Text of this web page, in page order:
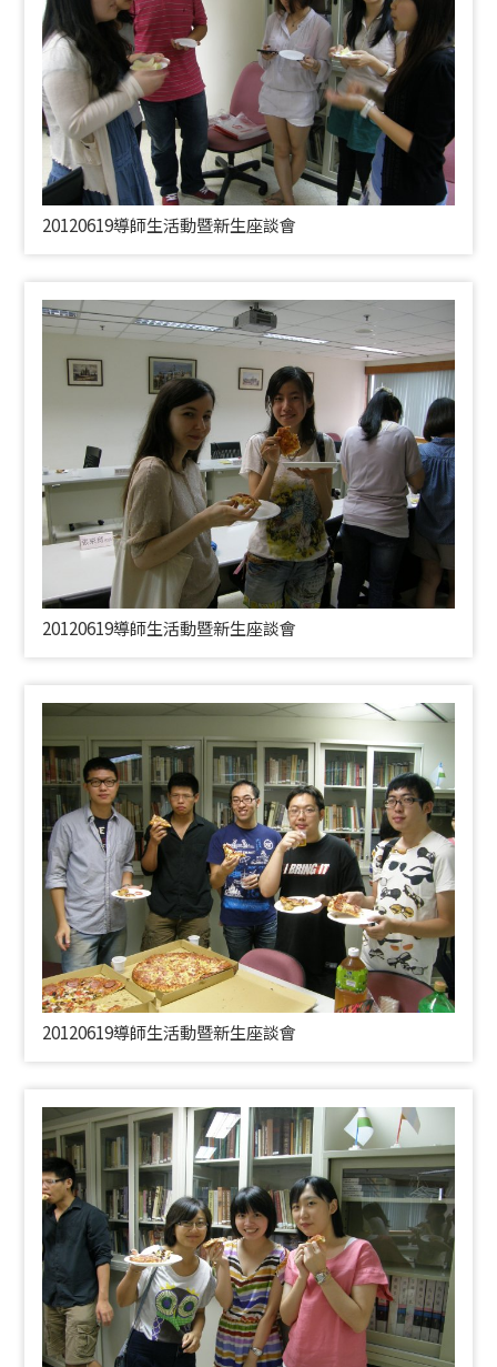
20120619導師生活動暨新生座談會
20120619導師生活動暨新生座談會
20120619導師生活動暨新生座談會